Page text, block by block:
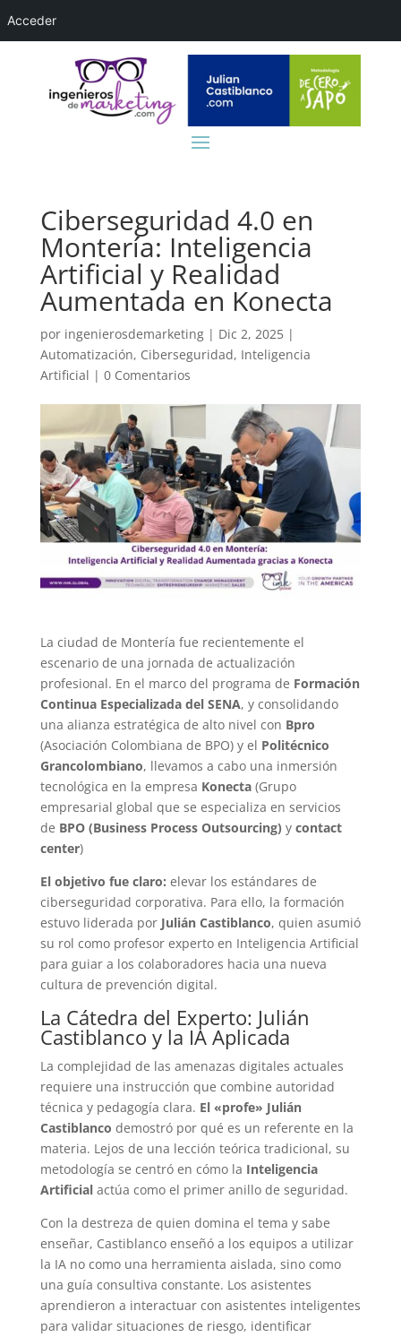
Ciberseguridad 4.0 en
Montería: Inteligencia
Artificial y Realidad
Aumentada en Konecta
por ingenierosdemarketing| Dic 2, 2025|
Automatización, Ciberseguridad, Inteligencia
Artificial | 0 Comentarios
La ciudad de Montería fue recientemente el
escenario de una jornada de actualización
profesional. En el marco del programa de Formación
Continua Especializada del SENA, y consolidando
una alianza estratégica de alto nivel con Bpro
(Asociación Colombiana de BPO) y el Politécnico
Grancolombiano, llevamos a cabo una inmersión
tecnológica en la empresa Konecta(Grupo
empresarial global que se especializa en servicios
de BPO (Business Process Outsourcing) y contact
center)
El objetivo fue claro: elevar los estándares de
ciberseguridad corporativa. Para ello, la formación
estuvo liderada por Julián Castiblanco, quien asumió
su rol como profesor experto en Inteligencia Artificial
para guiar a los colaboradores hacia una nueva
cultura de prevención digital.
La Cátedra del Experto: Julián
Castiblanco y la IA Aplicada
La complejidad de las amenazas digitales actuales
requiere una instrucción que combine autoridad
técnica y pedagogía clara. El «profe» Julián
Castiblanco demostró por qué es un referente en la
materia. Lejos de una lección teórica tradicional, su
metodología se centró en cómo la Inteligencia
Artificialactúa como el primer anillo de seguridad.
Con la destreza de quien domina el tema y sabe
enseñar, Castiblanco enseñó a los equipos a utilizar
la IA no como una herramienta aislada, sino como
una guía consultiva constante. Los asistentes
aprendieron a interactuar con asistentes inteligentes
para validar situaciones de riesgo, identificar
Acceder